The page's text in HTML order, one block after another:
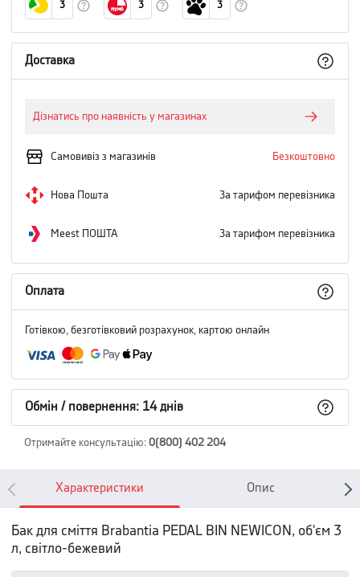
3 3 3
Доставка
Дізнатись про наявність у магазинах
Самовивіз з магазинів Безкоштовно
Нова Пошта За тарифом перевізника
Meest ПОШТА За тарифом перевізника
Оплата
Готівкою, безготівковий розрахунок, картою онлайн
Обмін / повернення: 14 днів
Отримайте консультацію: 0(800) 402 204
Характеристики Опис
Бак для сміття Brabantia PEDAL BIN NEWICON, об'єм 3
л, світло-бежевий